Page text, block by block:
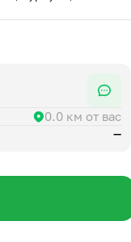
0.0 км от вас
—